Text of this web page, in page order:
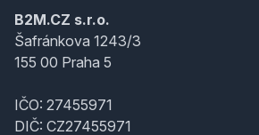
B2M.CZ s.r.o.
Šafránkova 1243/3
155 00 Praha 5
IČO: 27455971
DIČ: CZ27455971